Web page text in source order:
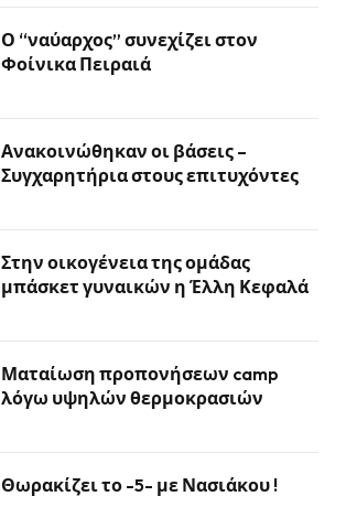
Ο “ναύαρχος” συνεχίζει στον
Φοίνικα Πειραιά
Ανακοινώθηκαν οι βάσεις –
Συγχαρητήρια στους επιτυχόντες
Στην οικογένεια της ομάδας
μπάσκετ γυναικών η Έλλη Κεφαλά
Ματαίωση προπονήσεων camp
λόγω υψηλών θερμοκρασιών
Θωρακίζει το -5- με Νασιάκου !